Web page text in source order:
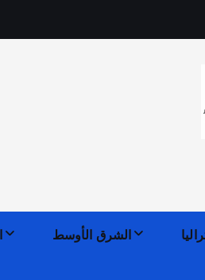
الشرق الأوسط